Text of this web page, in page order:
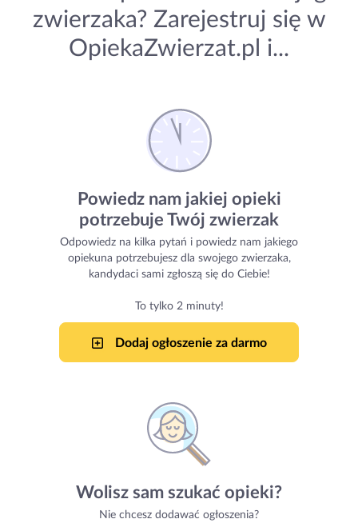
zwierzaka? Zarejestruj się w
OpiekaZwierzat.pl i...
Powiedz nam jakiej opieki
potrzebuje Twój zwierzak
Odpowiedz na kilka pytań i powiedz nam jakiego
opiekuna potrzebujesz dla swojego zwierzaka,
kandydaci sami zgłoszą się do Ciebie!
To tylko 2 minuty!
Dodaj ogłoszenie za darmo
Wolisz sam szukać opieki?
Nie chcesz dodawać ogłoszenia?